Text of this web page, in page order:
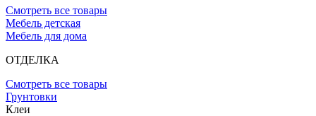
Смотреть все товары
Мебель детская
Мебель для дома
ОТДЕЛКА
Смотреть все товары
Грунтовки
Клеи